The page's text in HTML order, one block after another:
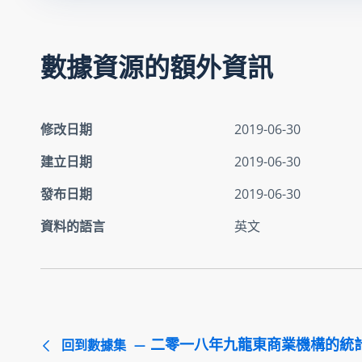
數據資源的額外資訊
修改日期
2019-06-30
建立日期
2019-06-30
發布日期
2019-06-30
資料的語言
英文
回到數據集 二零一八年九龍東商業機構的統